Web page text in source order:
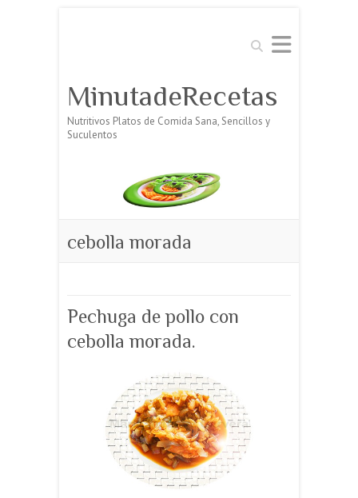
Buscar
MinutadeRecetas
Nutritivos Platos de Comida Sana, Sencillos y
Suculentos
cebolla morada
Pechuga de pollo con
cebolla morada.